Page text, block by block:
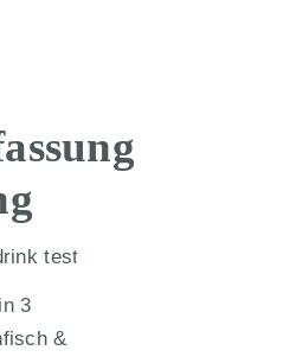
3
&